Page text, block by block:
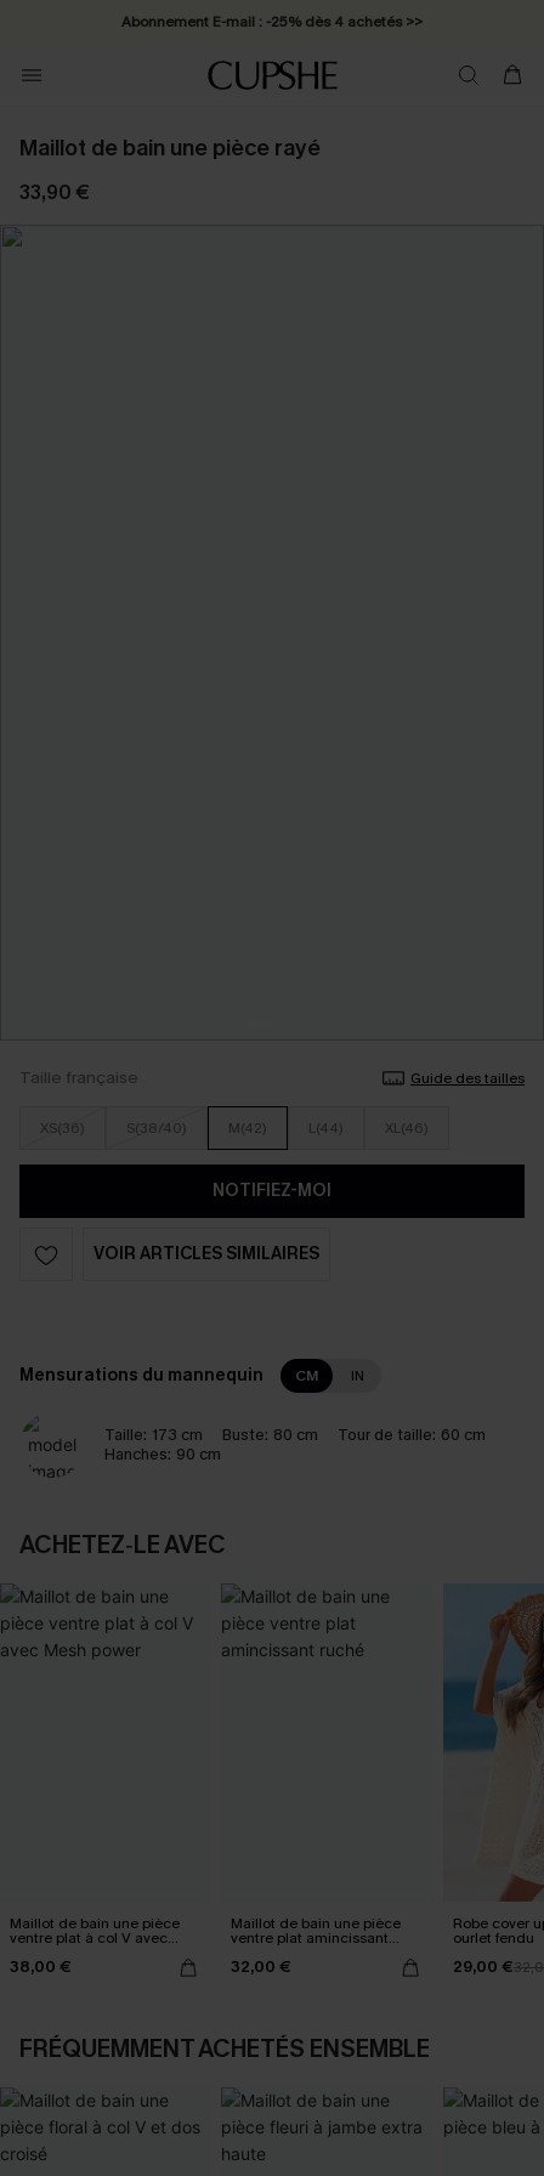
Abonnement E-mail : -25% dès 4 achetés >>
Maillot de bain une pièce rayé
33,90 €
Taille française Guide des tailles
XS(36) S(38/40) M(42) L(44) XL(46)
NOTIFIEZ-MOI
VOIR ARTICLES SIMILAIRES
Mensurations du mannequin CM IN
Taille: 173 cm Buste: 80 cm Tour de taille: 60 cm
Hanches: 90 cm
ACHETEZ‑LE AVEC
Maillot de bain une pièce
ventre plat à col V avec
Mesh power
38,00 €
Maillot de bain une pièce
ventre plat amincissant
32,00 €
Robe cover
ourlet fendu
29,00 €
FRÉQUEMMENT ACHETÉS ENSEMBLE